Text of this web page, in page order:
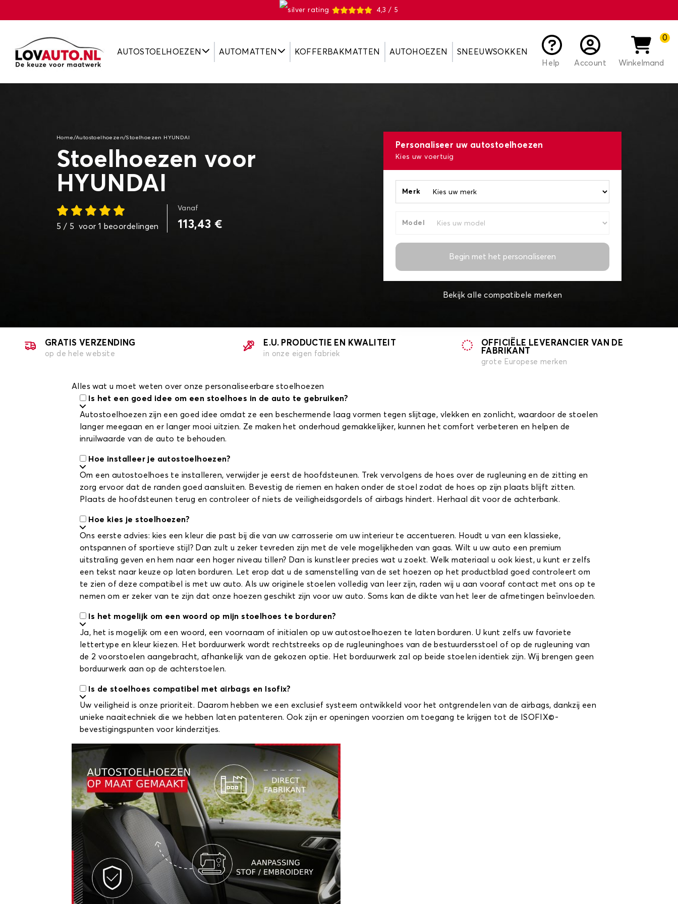
4,3 / 5
AUTOSTOELHOEZEN AUTOMATTEN KOFFERBAKMATTEN AUTOHOEZEN
SNEEUWSOKKEN
Help
Account
0
Winkelmand
Home /Autostoelhoezen/Stoelhoezen HYUNDAI
Stoelhoezen voor
HYUNDAI
5 / 5 voor 1 beoordelingen
Vanaf
113,43 €
Personaliseer uw autostoelhoezen
Kies uw voertuig
Merk
Model
Begin met het personaliseren
Bekijk alle compatibele merken
GRATIS VERZENDING
op de hele website
E.U. PRODUCTIE EN KWALITEIT
in onze eigen fabriek
OFFICIËLE LEVERANCIER VAN DE
FABRIKANT
grote Europese merken
Alles wat u moet weten over onze personaliseerbare stoelhoezen
Is het een goed idee om een stoelhoes in de auto te gebruiken?
Autostoelhoezen zijn een goed idee omdat ze een beschermende laag vormen tegen slijtage, vlekken en zonlicht, waardoor de stoelen
langer meegaan en er langer mooi uitzien. Ze maken het onderhoud gemakkelijker, kunnen het comfort verbeteren en helpen de
inruilwaarde van de auto te behouden.
Hoe installeer je autostoelhoezen?
Om een autostoelhoes te installeren, verwijder je eerst de hoofdsteunen. Trek vervolgens de hoes over de rugleuning en de zitting en
zorg ervoor dat de randen goed aansluiten. Bevestig de riemen en haken onder de stoel zodat de hoes op zijn plaats blijft zitten.
Plaats de hoofdsteunen terug en controleer of niets de veiligheidsgordels of airbags hindert. Herhaal dit voor de achterbank.
Hoe kies je stoelhoezen?
Ons eerste advies: kies een kleur die past bij die van uw carrosserie om uw interieur te accentueren. Houdt u van een klassieke,
ontspannen of sportieve stijl? Dan zult u zeker tevreden zijn met de vele mogelijkheden van gaas. Wilt u uw auto een premium
uitstraling geven en hem naar een hoger niveau tillen? Dan is kunstleer precies wat u zoekt. Welk materiaal u ook kiest, u kunt er zelfs
een tekst naar keuze op laten borduren. Let erop dat u de samenstelling van de set hoezen op het productblad goed controleert om
te zien of deze compatibel is met uw auto. Als uw originele stoelen volledig van leer zijn, raden wij u aan vooraf contact met ons op te
nemen om er zeker van te zijn dat onze hoezen geschikt zijn voor uw auto. Soms kan de dikte van het leer de afmetingen beïnvloeden.
Is het mogelijk om een woord op mijn stoelhoes te borduren?
Ja, het is mogelijk om een woord, een voornaam of initialen op uw autostoelhoezen te laten borduren. U kunt zelfs uw favoriete
lettertype en kleur kiezen. Het borduurwerk wordt rechtstreeks op de rugleuninghoes van de bestuurdersstoel of op de rugleuning van
de 2 voorstoelen aangebracht, afhankelijk van de gekozen optie. Het borduurwerk zal op beide stoelen identiek zijn. Wij brengen geen
borduurwerk aan op de achterstoelen.
Is de stoelhoes compatibel met airbags en Isofix?
Uw veiligheid is onze prioriteit. Daarom hebben we een exclusief systeem ontwikkeld voor het ontgrendelen van de airbags, dankzij een
unieke naaitechniek die we hebben laten patenteren. Ook zijn er openingen voorzien om toegang te krijgen tot de ISOFIX©-
bevestigingspunten voor kinderzitjes.